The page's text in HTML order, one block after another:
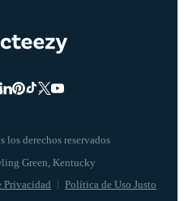
derechos reservados
Privacidad Política de Uso Justo